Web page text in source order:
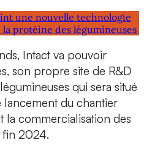
une nouvelle technologie
protéine des légumineuses
Intact va pouvoir
son propre site de R&D
qui sera situé
lancement du chantier
commercialisation des
fin 2024.